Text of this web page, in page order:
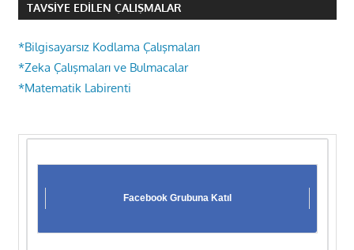
TAVSIYE EDILEN ÇALIŞMALAR
*Bilgisayarsız Kodlama Çalışmaları
*Zeka Çalışmaları ve Bulmacalar
*Matematik Labirenti
Facebook Grubuna Katıl